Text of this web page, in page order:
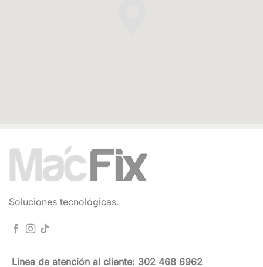
Soluciones tecnológicas.
Línea de atención al cliente: 302 468 6962